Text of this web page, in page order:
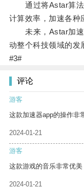
通过将Astar算法
计算效率，加速各种
未来，Astar加速
动整个科技领域的发
#3#
评论
游客
这款加速器app的操作非
2024-01-21
游客
这款游戏的音乐非常优美
2024-01-21